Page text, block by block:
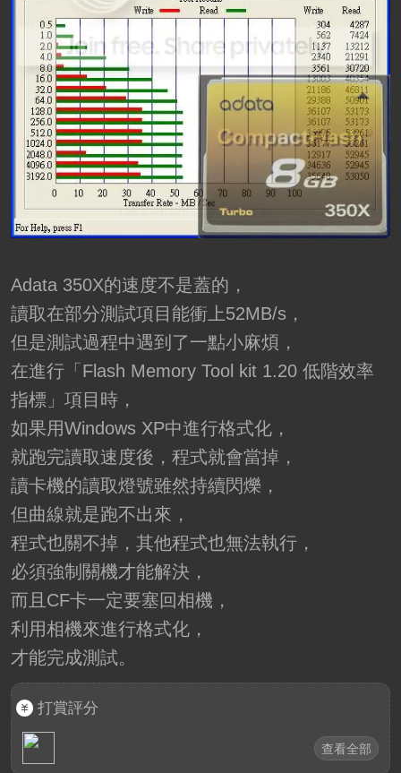
Adata 350X的速度不是蓋的，
讀取在部分測試項目能衝上52MB/s，
但是測試過程中遇到了一點小麻煩，
在進行「Flash Memory Tool kit 1.20 低階效率
指標」項目時，
如果用Windows XP中進行格式化，
就跑完讀取速度後，程式就會當掉，
讀卡機的讀取燈號雖然持續閃爍，
但曲線就是跑不出來，
程式也關不掉，其他程式也無法執行，
必須強制關機才能解決，
而且CF卡一定要塞回相機，
利用相機來進行格式化，
才能完成測試。
打賞評分
查看全部